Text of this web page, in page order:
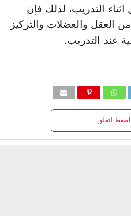
التدريب، لذلك فإن
العقل والعضلات والتركيز
عند التدريب.
اضغط لتعلق